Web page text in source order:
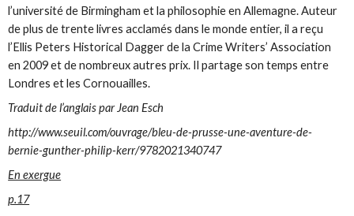
l’université de Birmingham et la philosophie en Allemagne. Auteur
de plus de trente livres acclamés dans le monde entier, il a reçu
l’Ellis Peters Historical Dagger de la Crime Writers’ Association
en 2009 et de nombreux autres prix. Il partage son temps entre
Londres et les Cornouailles.
Traduit de l’anglais par Jean Esch
http://www.seuil.com/ouvrage/bleu-de-prusse-une-aventure-de-
bernie-gunther-philip-kerr/9782021340747
En exergue
p.17